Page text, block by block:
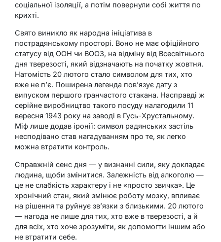
соціальної ізоляції, а потім повернули собі життя по
крихті.
Свято виникло як народна ініціатива в
пострадянському просторі. Воно не має офіційного
статусу від ООН чи ВООЗ, на відміну від Всесвітнього
дня тверезості, який відзначають на початку жовтня.
Натомість 20 лютого стало символом для тих, хто
вже не п’є. Поширена легенда пов’язує дату з
випуском першого гранчастого стакана. Насправді ж
серійне виробництво такого посуду налагодили 11
вересня 1943 року на заводі в Гусь-Хрустальному.
Міф лише додав іронії: символ радянських застіль
несподівано став нагадуванням про те, як легко
можна втратити контроль.
Справжній сенс дня — у визнанні сили, яку докладає
людина, щоби змінитися. Залежність від алкоголю —
це не слабкість характеру і не «просто звичка». Це
хронічний стан, який змінює роботу мозку, впливає
на рішення та руйнує зв’язки з близькими. 20 лютого
— нагода не лише для тих, хто вже в тверезості, а й
для всіх, хто хоче зрозуміти, як допомогти іншим або
не втратити себе.